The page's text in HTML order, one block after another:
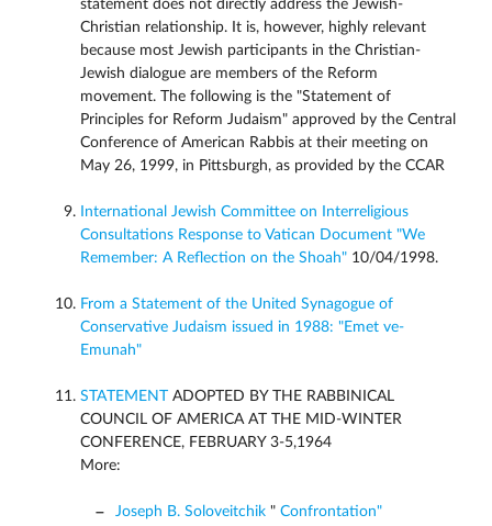
statement does not directly address the Jewish-
Christian relationship. It is, however, highly relevant
because most Jewish participants in the Christian-
Jewish dialogue are members of the Reform
movement. The following is the "Statement of
Principles for Reform Judaism" approved by the Central
Conference of American Rabbis at their meeting on
May 26, 1999, in Pittsburgh, as provided by the CCAR
International Jewish Committee on Interreligious
Consultations Response to Vatican Document "We
Remember: A Reflection on the Shoah" 10/04/1998.
From a Statement of the United Synagogue of
Conservative Judaism issued in 1988: "Emet ve-
Emunah"
STATEMENT ADOPTED BY THE RABBINICAL
COUNCIL OF AMERICA AT THE MID-WINTER
CONFERENCE, FEBRUARY 3-5,1964
More:
Joseph B. Soloveitchik"Confrontation"